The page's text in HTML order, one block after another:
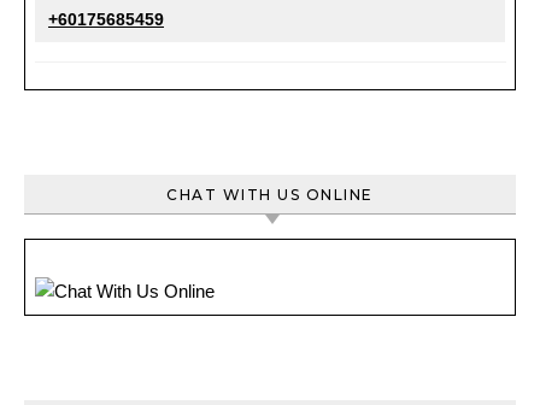
+60175685459
CHAT WITH US ONLINE